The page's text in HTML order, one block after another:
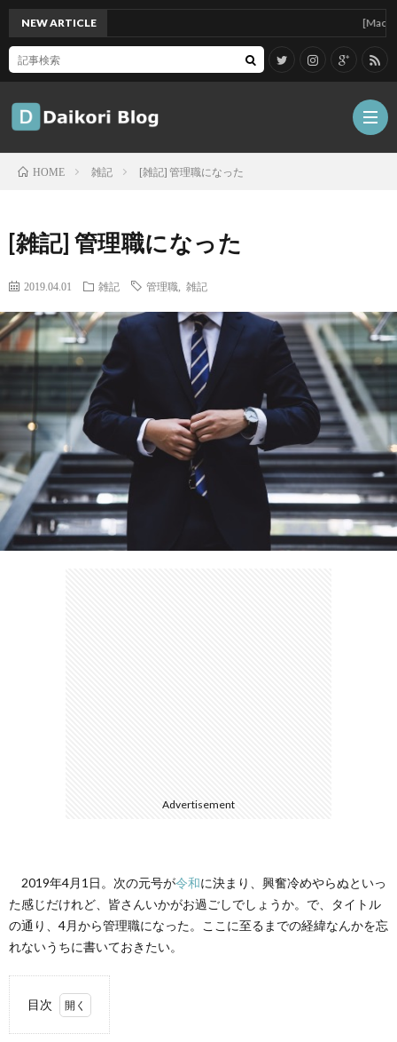
ガ
ジ
ェ
ッ
ト
グ
ル
メ
旅
行・
散
歩
こ
の
ブ
NEW ARTICLE [Mac]Mac
HOME 雑記 [雑記] 管理職になった
[雑記] 管理職になった
2019.04.01 雑記 管理職 雑記
Advertisement
2019年4月1日。次の元号が令和に決まり、興奮冷めやらぬといっ
た感じだけれど、皆さんいかがお過ごしでしょうか。で、タイトル
の通り、4月から管理職になった。ここに至るまでの経緯なんかを忘
れないうちに書いておきたい。
目次
1.